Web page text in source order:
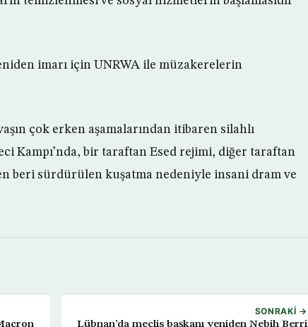
imarı için UNRWA ile müzakerelerin
çok erken aşamalarından itibaren silahlı
Kampı’nda, bir taraftan Esed rejimi, diğer taraftan
beri sürdürülen kuşatma nedeniyle insani dram ve
SONRAKI →
Lübnan’da meclis başkanı yeniden Nebih Berri